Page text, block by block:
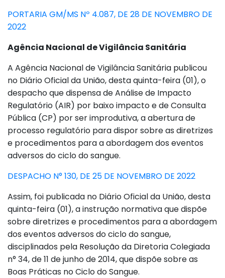
PORTARIA GM/MS Nº 4.087, DE 28 DE NOVEMBRO DE
2022
Agência Nacional de Vigilância Sanitária
A Agência Nacional de Vigilância Sanitária publicou
no Diário Oficial da União, desta quinta-feira (01), o
despacho que dispensa de Análise de Impacto
Regulatório (AIR) por baixo impacto e de Consulta
Pública (CP) por ser improdutiva, a abertura de
processo regulatório para dispor sobre as diretrizes
e procedimentos para a abordagem dos eventos
adversos do ciclo do sangue.
DESPACHO N° 130, DE 25 DE NOVEMBRO DE 2022
Assim, foi publicada no Diário Oficial da União, desta
quinta-feira (01), a instrução normativa que dispõe
sobre diretrizes e procedimentos para a abordagem
dos eventos adversos do ciclo do sangue,
disciplinados pela Resolução da Diretoria Colegiada
n° 34, de 11 de junho de 2014, que dispõe sobre as
Boas Práticas no Ciclo do Sangue.